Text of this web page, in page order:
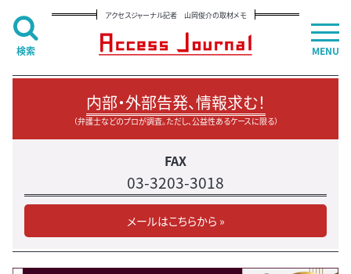
アクセスジャーナル記者 山岡俊介の取材メモ
内部・外部告発、情報求む！
（弁護士などのプロが調査。ただし、公益性あるケースに限る）
FAX
03-3203-3018
メールはこちらから »
MENU
検索